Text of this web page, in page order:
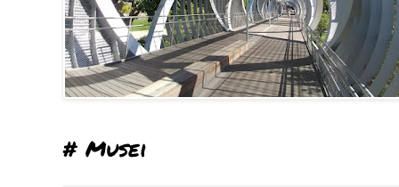
# Musei